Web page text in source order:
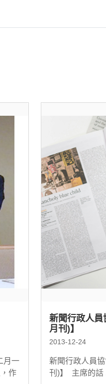
月一
作
新聞行政人員
月刊)】
2013-12-24
新聞行政人員
刊)】 主席的話